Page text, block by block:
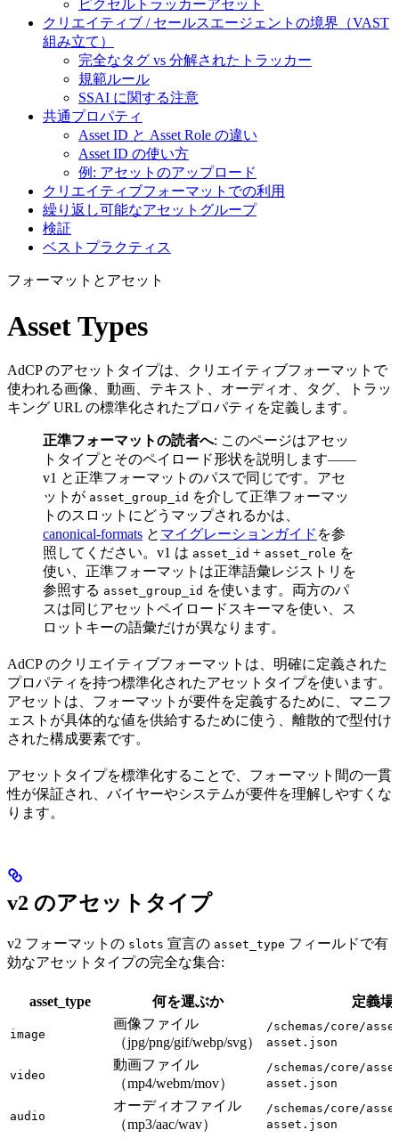
ピクセルトラッカーアセット
クリエイティブ / セールスエージェントの境界（VAST
組み立て）
完全なタグ vs 分解されたトラッカー
規範ルール
SSAI に関する注意
共通プロパティ
Asset ID と Asset Role の違い
Asset ID の使い方
例: アセットのアップロード
クリエイティブフォーマットでの利用
繰り返し可能なアセットグループ
検証
ベストプラクティス
フォーマットとアセット
Asset Types
AdCP のアセットタイプは、クリエイティブフォーマットで
使われる画像、動画、テキスト、オーディオ、タグ、トラッ
キング URL の標準化されたプロパティを定義します。
正準フォーマットの読者へ: このページはアセッ
トタイプとそのペイロード形状を説明します——
v1 と正準フォーマットのパスで同じです。アセ
ットが asset_group_id を介して正準フォーマッ
トのスロットにどうマップされるかは、
canonical-formats と マイグレーションガイド を参
照してください。v1 は asset_id + asset_role を
使い、正準フォーマットは正準語彙レジストリを
参照する asset_group_id を使います。両方のパ
スは同じアセットペイロードスキーマを使い、ス
ロットキーの語彙だけが異なります。
AdCP のクリエイティブフォーマットは、明確に定義された
プロパティを持つ標準化されたアセットタイプを使います。
アセットは、フォーマットが要件を定義するために、マニフ
ェストが具体的な値を供給するために使う、離散的で型付け
された構成要素です。
アセットタイプを標準化することで、フォーマット間の一貫
性が保証され、バイヤーやシステムが要件を理解しやすくな
ります。
v2 のアセットタイプ
v2 フォーマットの slots 宣言の asset_type フィールドで有
効なアセットタイプの完全な集合:
asset_type 何を運ぶか 定義場
image
画像ファイル
（jpg/png/gif/webp/svg）
/schemas/core/
asset.json
video
動画ファイル
（mp4/webm/mov）
/schemas/core/
asset.json
audio
オーディオファイル
（mp3/aac/wav）
/schemas/core/
asset.json